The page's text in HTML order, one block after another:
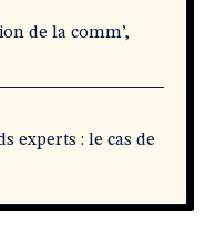
de la comm’,
experts : le cas de